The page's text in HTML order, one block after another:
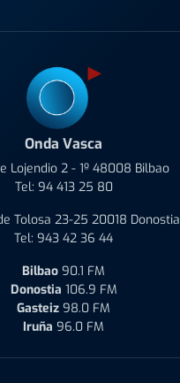
Onda Vasca
Lojendio 2 - 1º 48008 Bilbao
Tel: 94 413 25 80
Tolosa 23-25 20018 Donostia
Tel: 943 42 36 44
Bilbao 90.1 FM
Donostia 106.9 FM
Gasteiz 98.0 FM
Iruña 96.0 FM